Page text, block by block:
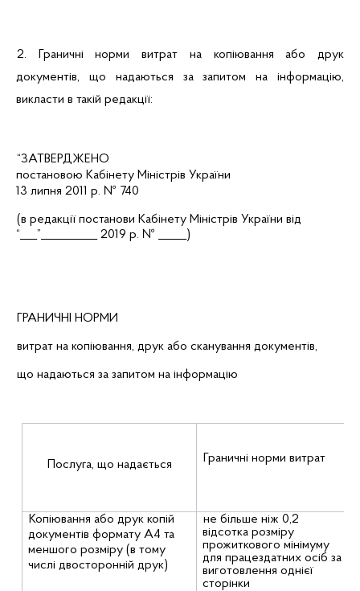
2. Граничні норми витрат на копіювання або друк
документів, що надаються за запитом на інформацію,
викласти в такій редакції:
“ЗАТВЕРДЖЕНО
постановою Кабінету Міністрів України
13 липня 2011 р. № 740
(в редакції постанови Кабінету Міністрів України від
“___” __________ 2019 р. № _____)
ГРАНИЧНІ НОРМИ
витрат на копіювання, друк або сканування документів,
що надаються за запитом на інформацію
Послуга, що надається Граничні норми витрат
Копіювання або друк копій
документів формату А4 та
меншого розміру (в тому
числі двосторонній друк)
не більше ніж 0,2
відсотка розміру
прожиткового мінімуму
для працездатних осіб за
виготовлення однієї
сторінки